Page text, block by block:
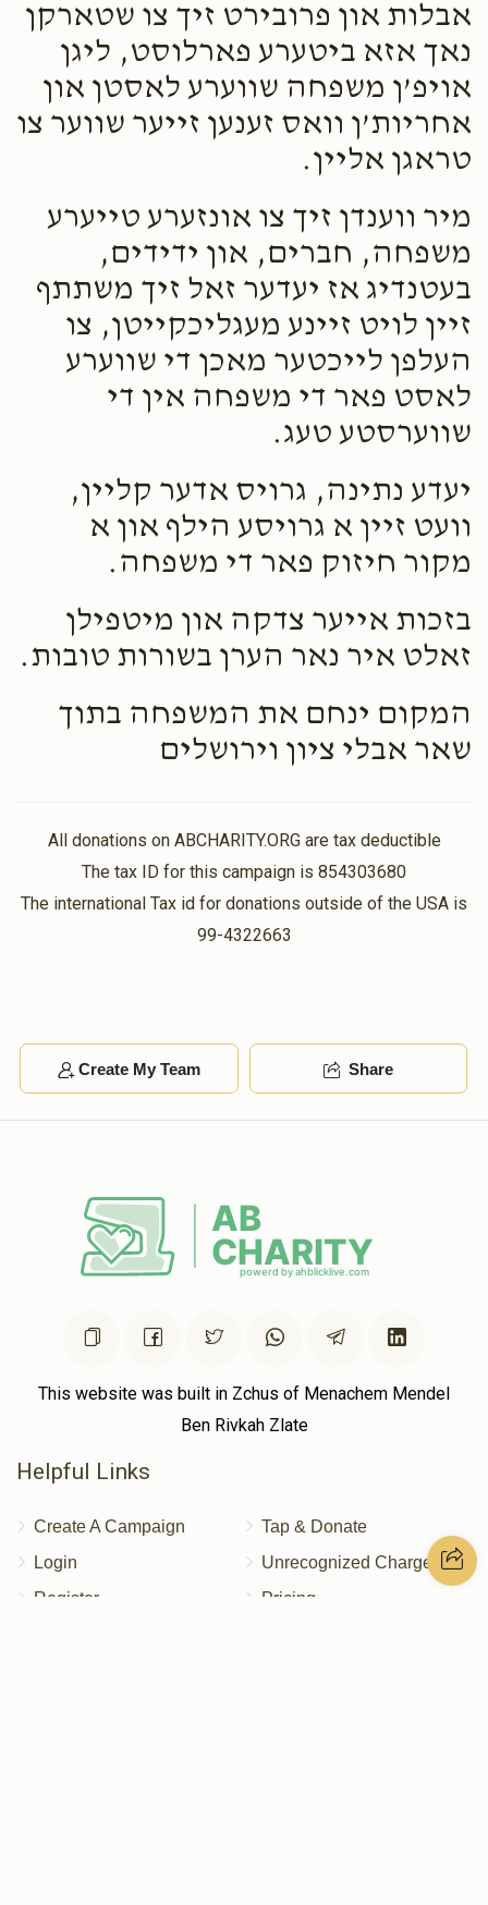
אבלות און פרובירט זיך צו שטארקן
נאך אזא ביטערע פארלוסט, ליגן
אויפ’ן משפחה שווערע לאסטן און
אחריות’ן וואס זענען זייער שווער צו
טראגן אליין.
מיר ווענדן זיך צו אונזערע טייערע
משפחה, חברים, און ידידים,
בעטנדיג אז יעדער זאל זיך משתתף
זיין לויט זיינע מעגליכקייטן, צו
העלפן לייכטער מאכן די שווערע
לאסט פאר די משפחה אין די
שווערסטע טעג.
יעדע נתינה, גרויס אדער קליין,
וועט זיין א גרויסע הילף און א
מקור חיזוק פאר די משפחה.
בזכות אייער צדקה און מיטפילן
זאלט איר נאר הערן בשורות טובות.
המקום ינחם את המשפחה בתוך
שאר אבלי ציון וירושלים
All donations on ABCHARITY.ORG are tax deductible
The tax ID for this campaign is 854303680
The international Tax id for donations outside of the USA is
99-4322663
Create My Team Share
This website was built in Zchus of Menachem Mendel
Ben Rivkah Zlate
Helpful Links
Create A Campaign
Login
Register
Tap & Donate
Unrecognized Charge
Pricing